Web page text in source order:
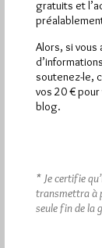
Abonnement
gratuits et
Alors, si
soutenez-le,
vos 20 €
blog.
* Je certifie
transmettra à
seule fin de la